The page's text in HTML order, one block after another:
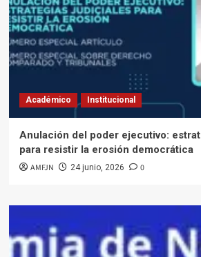
Académico Institucional
Anulación del poder ejecutivo:
para resistir la erosión democrática
AMFJN 24 junio, 2026 0